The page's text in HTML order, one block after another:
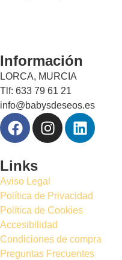
Información
LORCA, MURCIA
Tlf: 633 79 61 21
info@babysdeseos.es
Links
Aviso Legal
Política de Privacidad
Política de Cookies
Accesibilidad
Condiciones de compra
Preguntas Frecuentes